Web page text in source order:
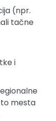
(npr.
tačne
i
mesta